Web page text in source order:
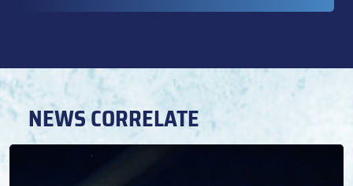
NEWS CORRELATE